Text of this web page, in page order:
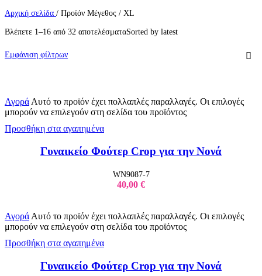
Ποτήρια
Αυτοκόλλητα Βιτρίνας
Αυτοκόλλητα Αγίου Βαλεντίνου
Γάμος
Βιβλία Ευχών Γάμου
Διακόσμηση Γάμου
Bride to Be
Μπλούζες Bride to Be
Νυφικές Ρόμπες
Ποτήρια Bridal
Αυτοκόλλητες Ετικέτες
Ποδιές
Σαπουνόφουσκες
Βιβλία Ευχών Βάπτισης
Προσωποποιημένα Δώρα
Μαχαιροπήρουνα
Αρχική σελίδα / Προϊόν Μέγεθος / XL
Βλέπετε 1–16 από 32 αποτελέσματαSorted by latest
Εμφάνιση φίλτρων
Αγορά Αυτό το προϊόν έχει πολλαπλές παραλλαγές. Οι επιλογές
μπορούν να επιλεγούν στη σελίδα του προϊόντος
Προσθήκη στα αγαπημένα
Γυναικείo Φούτερ Crop για την Νονά
WN9087-7
40,00 €
Αγορά Αυτό το προϊόν έχει πολλαπλές παραλλαγές. Οι επιλογές
μπορούν να επιλεγούν στη σελίδα του προϊόντος
Προσθήκη στα αγαπημένα
Γυναικείo Φούτερ Crop για την Νονά